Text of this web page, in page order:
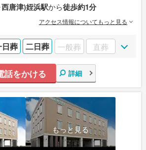
唐津)姪浜駅から徒歩約1分
アクセス情報についてもっと見る
日葬 二日葬 一般葬 直葬
話をかける 詳細
もっと見る